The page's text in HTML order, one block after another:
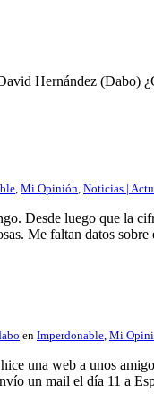
Hernández (Dabo)
Mi Opinión Noticias |
Desde luego que la
Me faltan datos
en Imperdonable, Mi
una web a unos
un mail el día 11 a